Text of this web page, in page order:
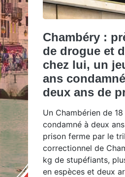
Chambéry :
de drogue et
chez lui, un
ans
deux ans de
Un Chambérien de
condamné à deux
prison ferme par le
correctionnel de
kg de stupéfiants,
en espèces et deux